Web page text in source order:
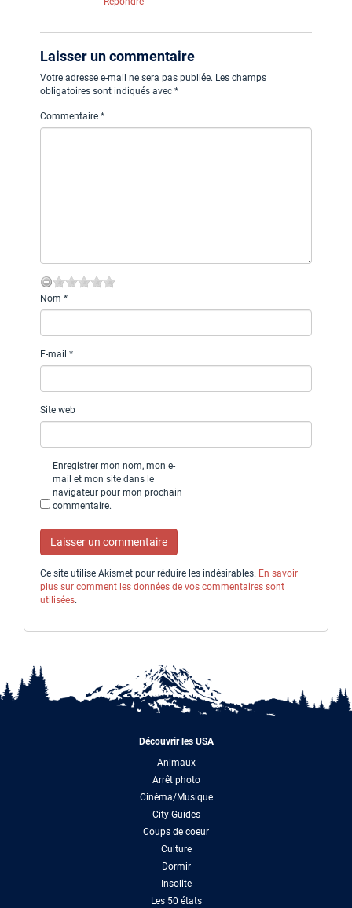
Laisser un commentaire
Votre adresse e-mail ne sera pas publiée. Les champs
obligatoires sont indiqués avec *
Commentaire *
Nom *
E-mail *
Site web
Enregistrer mon nom, mon e-
mail et mon site dans le
navigateur pour mon prochain
commentaire.
Ce site utilise Akismet pour réduire les indésirables. En savoir
plus sur comment les données de vos commentaires sont
utilisées.
Découvrir les USA
Animaux
Arrêt photo
Cinéma/Musique
City Guides
Coups de coeur
Culture
Dormir
Insolite
Les 50 états